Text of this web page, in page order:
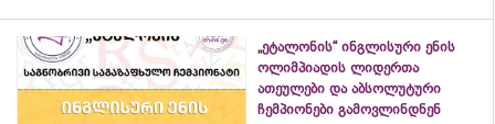
„ეტალონის“ ინგლისური ენის
ოლიმპიადის ლიდერთა
ათეულები და აბსოლუტური
ჩემპიონები გამოვლინდნენ